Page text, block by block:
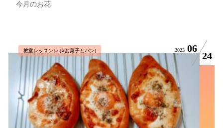
今月のお花
教室レッスンレポ(お菓子とパン) 2023 06
24